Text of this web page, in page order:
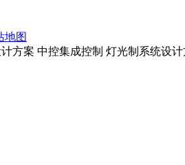
地图
方案 中控集成控制 灯光制系统设